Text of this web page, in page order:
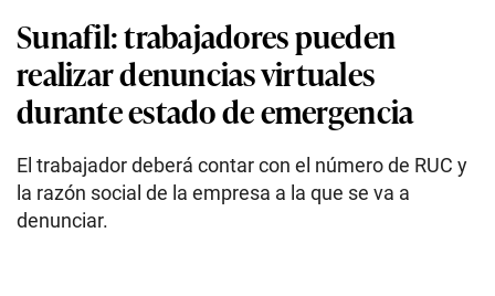
Sunafil: trabajadores pueden
realizar denuncias virtuales
durante estado de emergencia
El trabajador deberá contar con el número de RUC y
la razón social de la empresa a la que se va a
denunciar.